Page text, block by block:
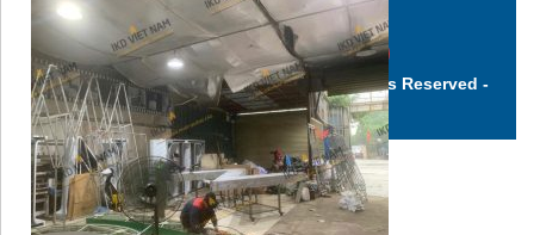
www.bienhieuled.vn
Copyright ©2016 Bienhieuled.vn. All Rights Reserved -
Design by @duy